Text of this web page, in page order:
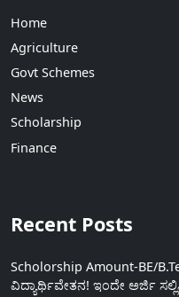
Home
Agriculture
Govt Schemes
News
Scholarship
Finance
Recent Posts
Scholorship Amount-BE/
ವಿದ್ಯಾರ್ಥಿವೇತನ! ಇಂದೇ ಅರ್ಜಿ